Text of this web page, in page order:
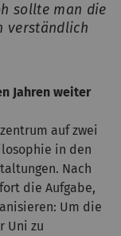
sollte man die
verständlich
Jahren weiter
auf zwei
in den
Nach
die Aufgabe,
Um die
Uni zu